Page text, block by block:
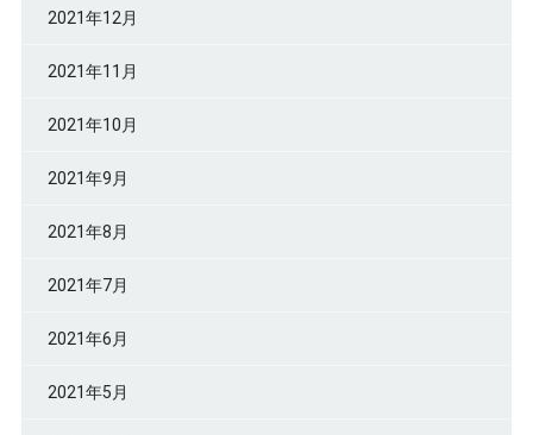
2021年12月
2021年11月
2021年10月
2021年9月
2021年8月
2021年7月
2021年6月
2021年5月